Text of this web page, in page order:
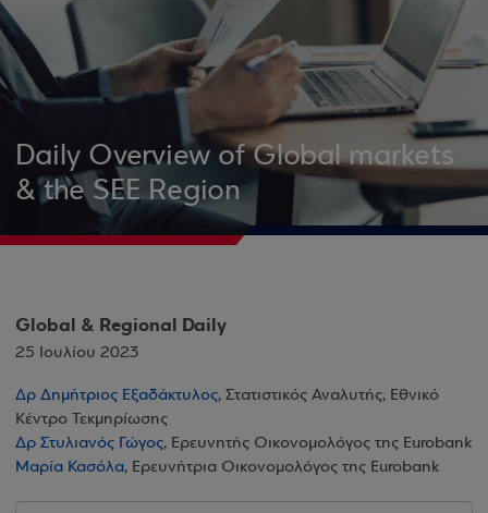
Daily Overview of Global markets
& the SEE Region
Global & Regional Daily
25 Ιουλίου 2023
Δρ Δημήτριος Εξαδάκτυλος, Στατιστικός Αναλυτής, Εθνικό
Κέντρο Τεκμηρίωσης
Δρ Στυλιανός Γώγος, Ερευνητής Οικονομολόγος της Eurobank
Μαρία Κασόλα, Ερευνήτρια Οικονομολόγος της Eurobank